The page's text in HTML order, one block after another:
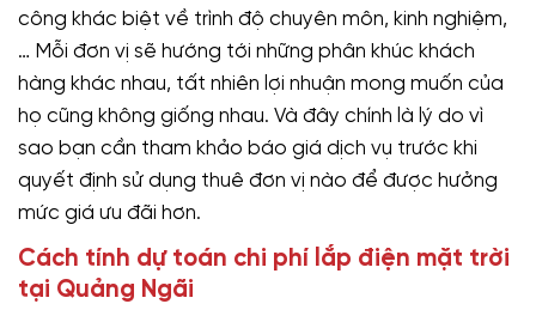
công khác biệt về trình độ chuyên môn, kinh nghiệm,
… Mỗi đơn vị sẽ hướng tới những phân khúc khách
hàng khác nhau, tất nhiên lợi nhuận mong muốn của
họ cũng không giống nhau. Và đây chính là lý do vì
sao bạn cần tham khảo báo giá dịch vụ trước khi
quyết định sử dụng thuê đơn vị nào để được hưởng
mức giá ưu đãi hơn.
Cách tính dự toán chi phí lắp điện mặt trời
tại Quảng Ngãi